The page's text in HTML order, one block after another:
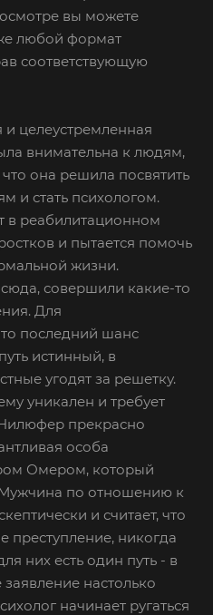
вы можете
любой формат
соответствующую
целеустремленная
внимательна к людям,
она решила посвятить
и стать психологом.
в реабилитационном
и пытается помочь
жизни.
совершили какие-то
Для
последний шанс
истинный, в
угодят за решетку.
уникален и требует
прекрасно
особа
Омером, который
по отношению к
и считает, что
преступление, никогда
них есть один путь - в
настолько
начинает ругаться